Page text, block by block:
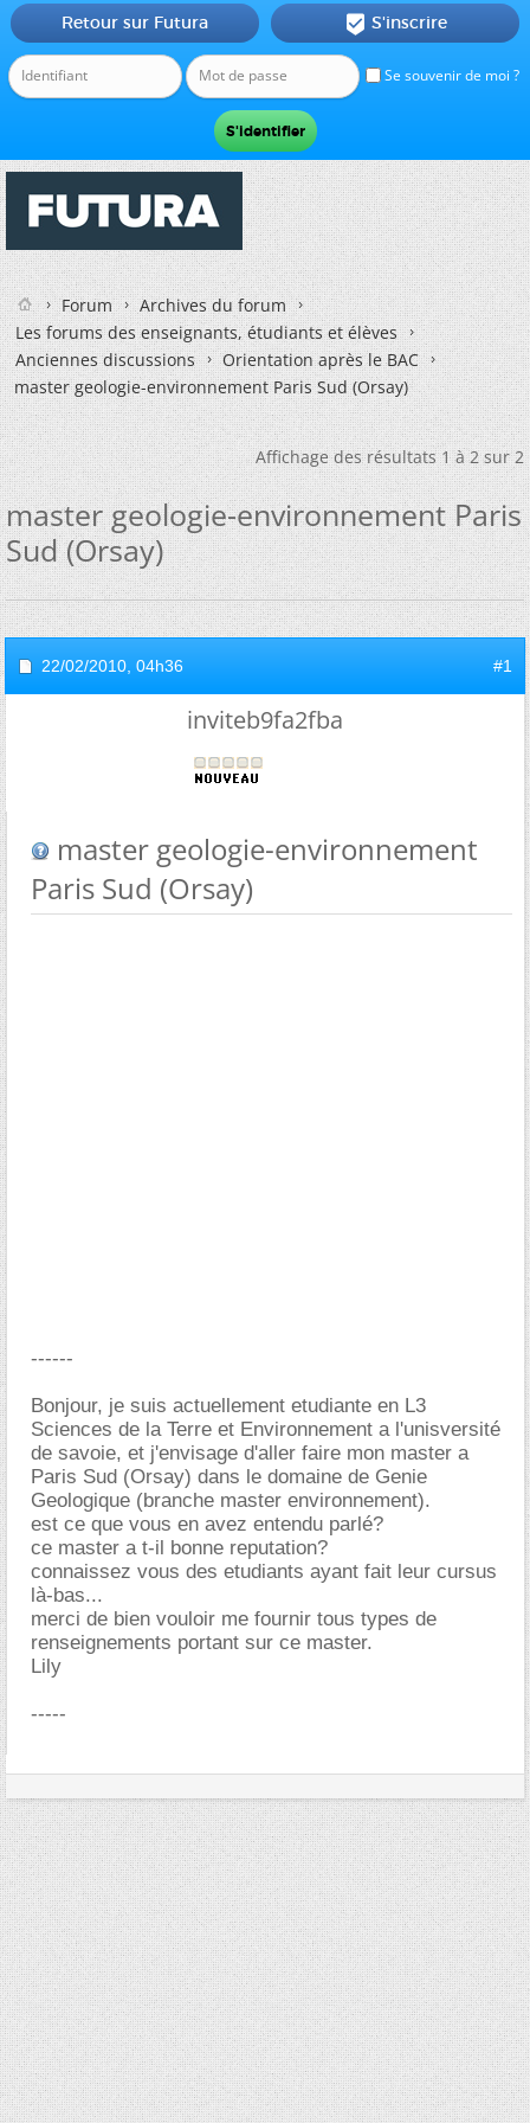
Se souvenir de moi ?
Retour sur Futura  S'inscrire
Forum
Archives du forum
Les forums des enseignants, étudiants et élèves
Anciennes discussions
Orientation après le BAC
master geologie-environnement Paris Sud (Orsay)
Affichage des résultats 1 à 2 sur 2
master geologie-environnement Paris
Sud (Orsay)
22/02/2010, 04h36 #1
inviteb9fa2fba
master geologie-environnement
Paris Sud (Orsay)
------
Bonjour, je suis actuellement etudiante en L3
Sciences de la Terre et Environnement a l'unisversité
de savoie, et j'envisage d'aller faire mon master a
Paris Sud (Orsay) dans le domaine de Genie
Geologique (branche master environnement).
est ce que vous en avez entendu parlé?
ce master a t-il bonne reputation?
connaissez vous des etudiants ayant fait leur cursus
là-bas...
merci de bien vouloir me fournir tous types de
renseignements portant sur ce master.
Lily
-----